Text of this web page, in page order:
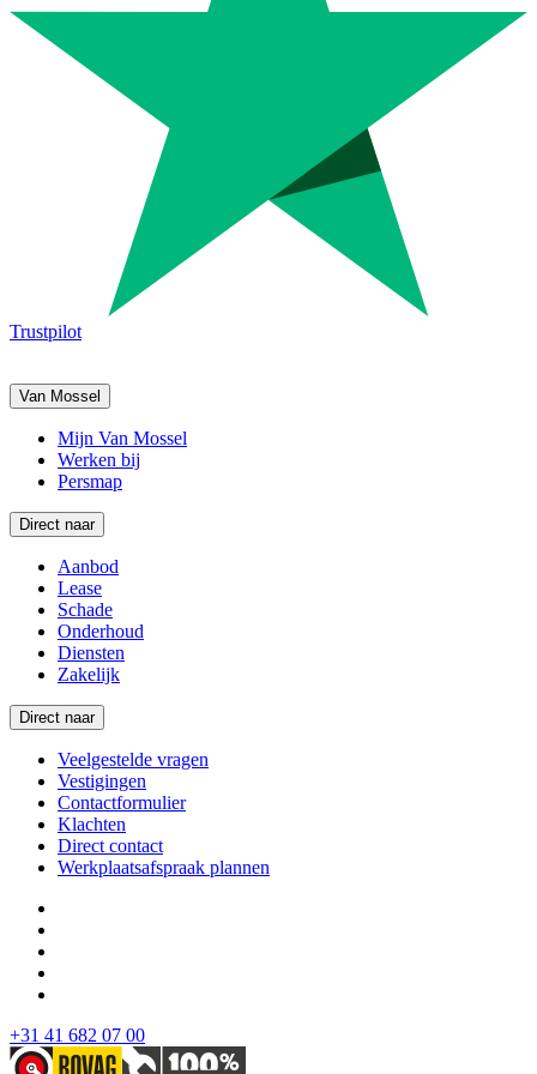
Trustpilot
Van Mossel
Mijn Van Mossel
Werken bij
Persmap
Direct naar
Aanbod
Lease
Schade
Onderhoud
Diensten
Zakelijk
Direct naar
Veelgestelde vragen
Vestigingen
Contactformulier
Klachten
Direct contact
Werkplaatsafspraak plannen
+31 41 682 07 00